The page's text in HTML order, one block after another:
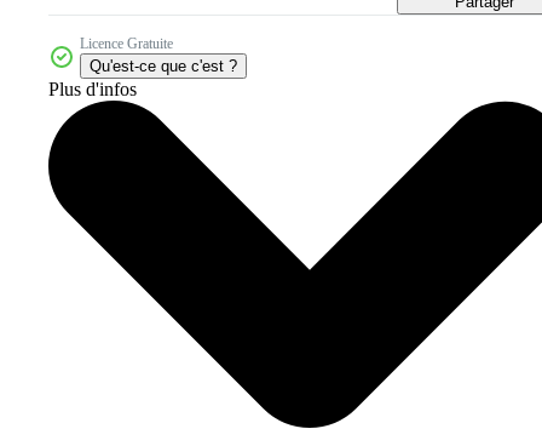
Licence Gratuite
Qu'est-ce que c'est ?
Plus d'infos